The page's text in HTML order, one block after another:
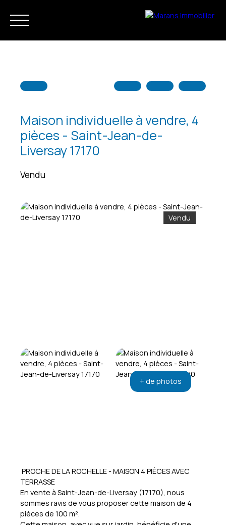
Accueil Acheter Louer Vendre Notre agence
Maison individuelle à vendre, 4
pièces - Saint-Jean-de-
Liversay 17170
Vendu
Vendu
+ de photos
PROCHE DE LA ROCHELLE - MAISON 4 PIÈCES AVEC
TERRASSE
En vente à Saint-Jean-de-Liversay (17170), nous
sommes ravis de vous proposer cette maison de 4
pièces de 100 m².